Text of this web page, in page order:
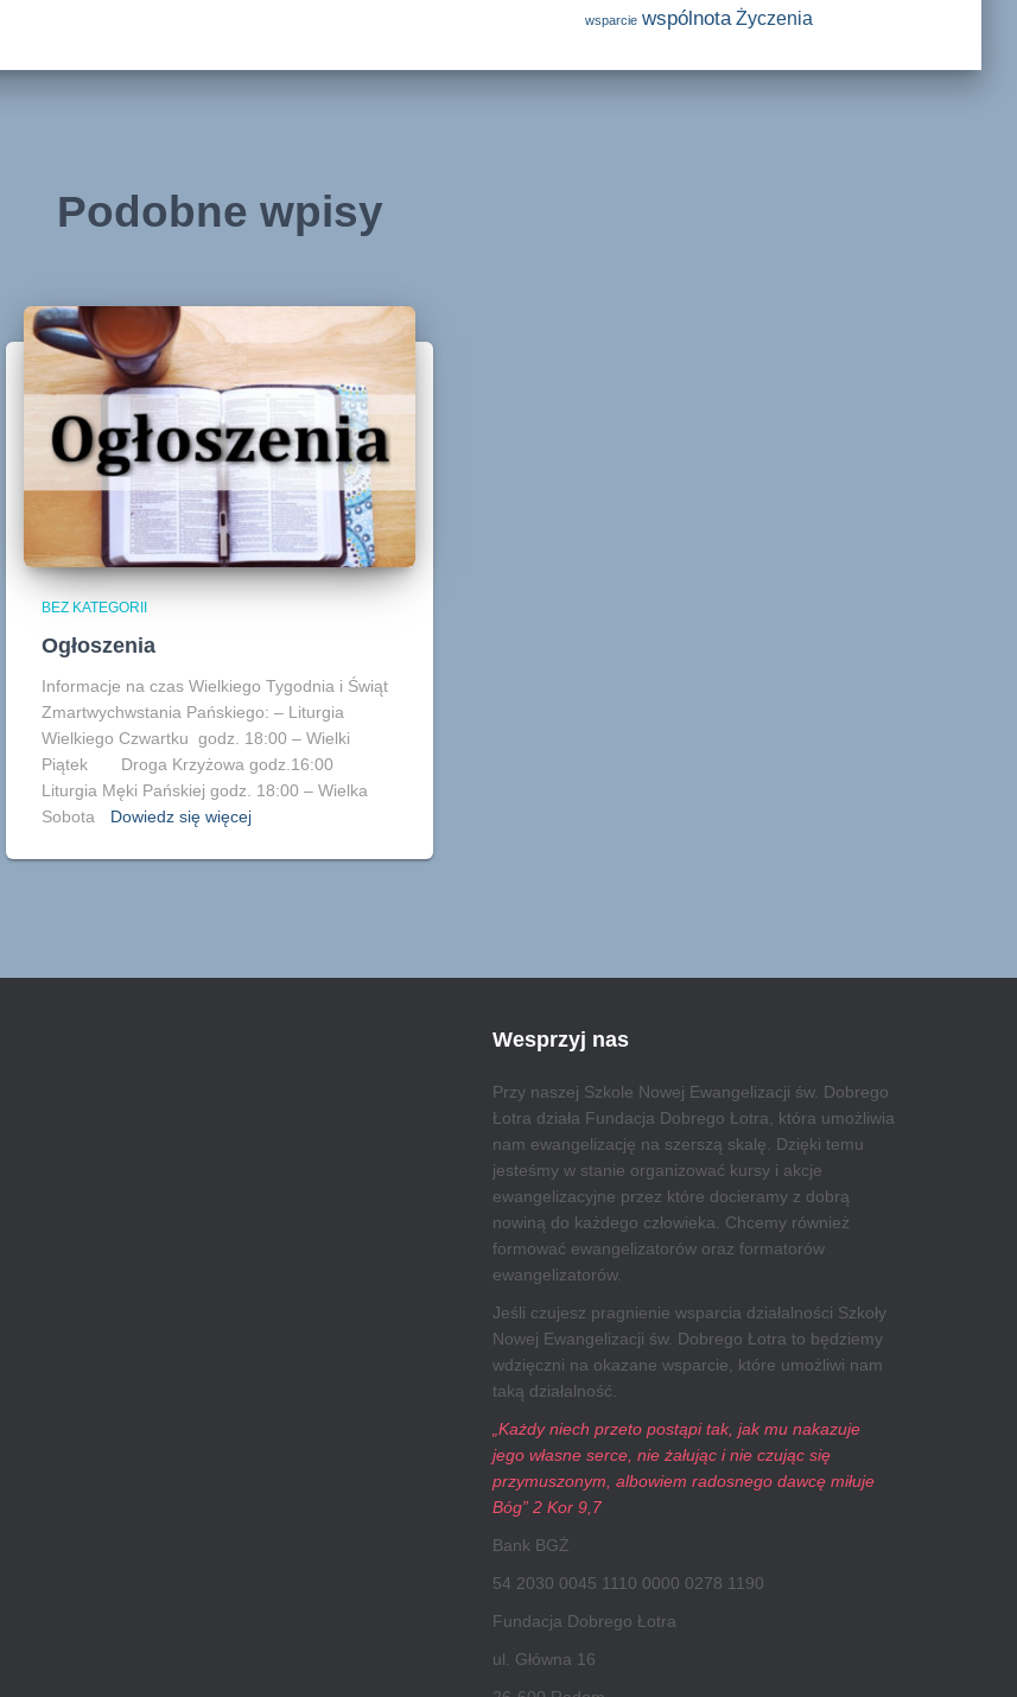
wsparcie wspólnota Życzenia
Podobne wpisy
BEZ KATEGORII
Ogłoszenia
Informacje na czas Wielkiego Tygodnia i Świąt
Zmartwychwstania Pańskiego: – Liturgia
Wielkiego Czwartku godz. 18:00 – Wielki
Piątek Droga Krzyżowa godz.16:00
Liturgia Męki Pańskiej godz. 18:00 – Wielka
Sobota
Dowiedz się więcej
Wesprzyj nas
Przy naszej Szkole Nowej Ewangelizacji św. Dobrego
Łotra działa Fundacja Dobrego Łotra, która umożliwia
nam ewangelizację na szerszą skalę. Dzięki temu
jesteśmy w stanie organizować kursy i akcje
ewangelizacyjne przez które docieramy z dobrą
nowiną do każdego człowieka. Chcemy również
formować ewangelizatorów oraz formatorów
ewangelizatorów.
Jeśli czujesz pragnienie wsparcia działalności Szkoły
Nowej Ewangelizacji św. Dobrego Łotra to będziemy
wdzięczni na okazane wsparcie, które umożliwi nam
taką działalność.
„Każdy niech przeto postąpi tak, jak mu nakazuje
jego własne serce, nie żałując i nie czując się
przymuszonym, albowiem radosnego dawcę miłuje
Bóg” 2 Kor 9,7
Bank BGŻ
54 2030 0045 1110 0000 0278 1190
Fundacja Dobrego Łotra
ul. Główna 16